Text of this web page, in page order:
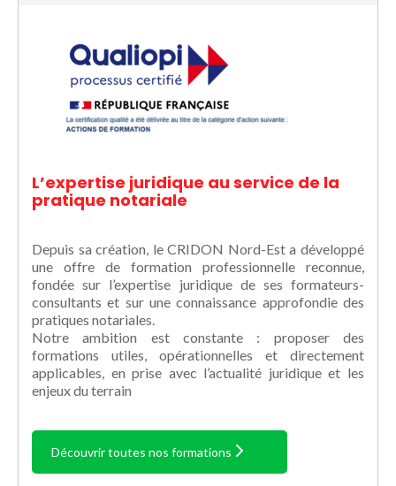
L’expertise juridique au service de la
pratique notariale
Depuis sa création, le CRIDON Nord-Est a développé
une offre de formation professionnelle reconnue,
fondée sur l’expertise juridique de ses formateurs-
consultants et sur une connaissance approfondie des
pratiques notariales.
Notre ambition est constante : proposer des
formations utiles, opérationnelles et directement
applicables, en prise avec l’actualité juridique et les
enjeux du terrain
Découvrir toutes nos formations